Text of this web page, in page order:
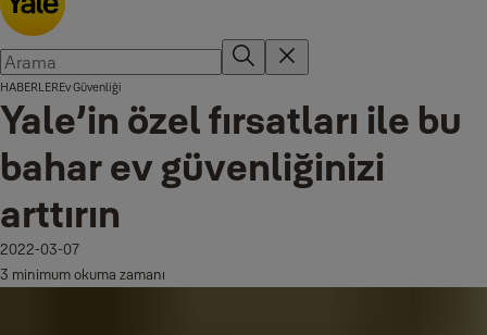
HABERLEREv Güvenliği
Yale’in özel fırsatları ile bu
bahar ev güvenliğinizi
arttırın
2022-03-07
3 minimum okuma zamanı